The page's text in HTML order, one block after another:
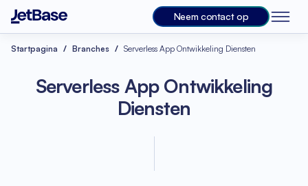
Neem contact op
Startpagina Branches Serverless App Ontwikkeling Diensten
Serverless App Ontwikkeling
Diensten